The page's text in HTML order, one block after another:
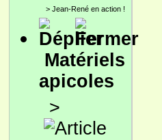
> Jean-René en action !
Matériels
apicoles
>